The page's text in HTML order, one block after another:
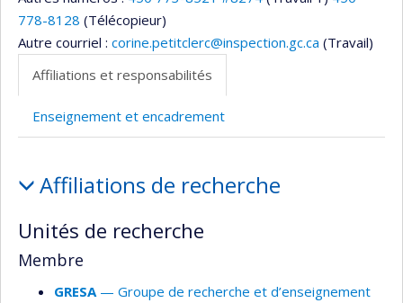
778-8128 (Télécopieur)
Autre courriel : corine.petitclerc@inspection.gc.ca (Travail)
Affiliations et responsabilités
Enseignement et encadrement
et
responsabilités
Affiliations de recherche
Unités de recherche
Membre
GRESA — Groupe de recherche et d’enseignement